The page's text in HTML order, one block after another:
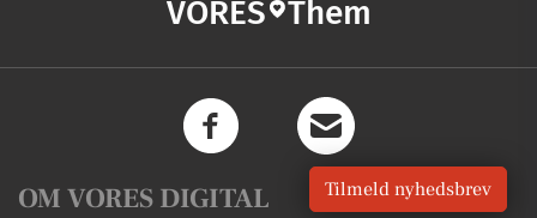
VORES Them
OM VORES DIGITAL Tilmeld nyhedsbrev